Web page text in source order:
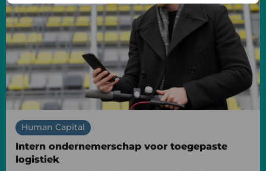
Intern ondernemerschap voor toegepaste
logistiek
Human Capital
ondernemerschap
voor
toegepaste
logistiek